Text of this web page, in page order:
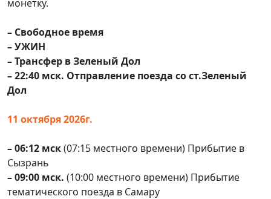
монетку.
– Свободное время
– УЖИН
– Трансфер в Зеленый Дол
– 22:40 мск. Отправление поезда со ст.Зеленый
Дол
11 октября 2026г.
– 06:12 мск(07:15 местного времени) Прибытие в
Сызрань
– 09:00 мск. (10:00 местного времени) Прибытие
тематического поезда в Самару